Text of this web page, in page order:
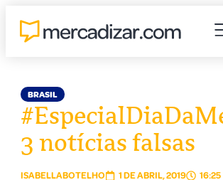
BRASIL
3 notícias falsas
ISABELLABOTELHO 1 DE ABRIL, 2019 16:25